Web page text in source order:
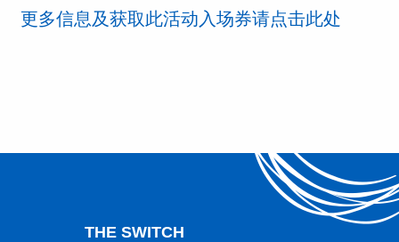
更多信息及获取此活动入场券请点击此处
THE SWITCH